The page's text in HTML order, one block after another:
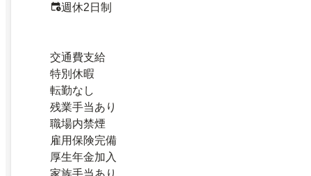
週休2日制
交通費支給
特別休暇
転勤なし
残業手当あり
職場内禁煙
雇用保険完備
厚生年金加入
家族手当あり